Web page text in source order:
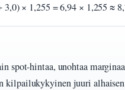
× 1,255 = 6,94 × 1,255 ≈
spot-hintaa, unohtaa
kilpailukykyinen juuri